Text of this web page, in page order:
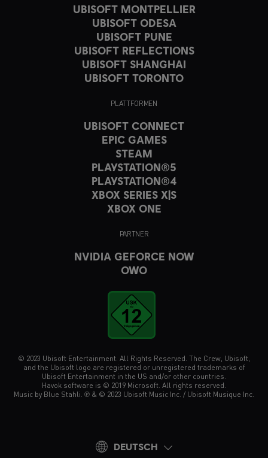
UBISOFT MONTPELLIER
UBISOFT ODESA
UBISOFT PUNE
UBISOFT REFLECTIONS
UBISOFT SHANGHAI
UBISOFT TORONTO
PLATTFORMEN
UBISOFT CONNECT
EPIC GAMES
STEAM
PLAYSTATION®5
PLAYSTATION®4
XBOX SERIES X|S
XBOX ONE
PARTNER
NVIDIA GEFORCE NOW
OWO
© 2023 Ubisoft Entertainment. All Rights Reserved. The Crew, Ubisoft,
and the Ubisoft logo are registered or unregistered trademarks of
Ubisoft Entertainment in the US and/or other countries.
Havok software is © 2019 Microsoft. All rights reserved.
Music by Blue Stahli. ℗ & © 2023 Ubisoft Music Inc. / Ubisoft Musique Inc.
DEUTSCH